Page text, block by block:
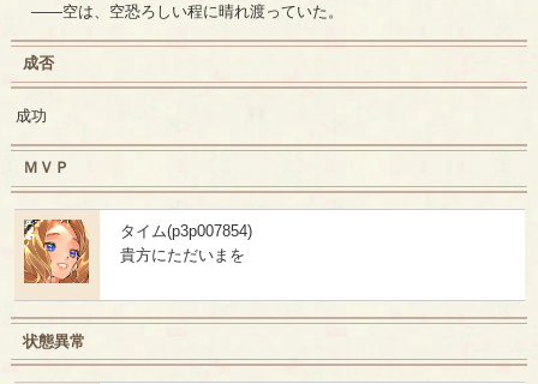
――空は、空恐ろしい程に晴れ渡っていた。
成否
成功
ＭＶＰ
タイム(p3p007854)
貴方にただいまを
状態異常